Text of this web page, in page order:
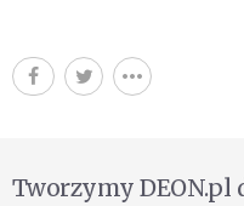
Tworzymy DEON.pl